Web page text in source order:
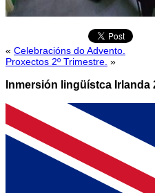
« Celebracións do Advento.
Proxectos 2º Trimestre. »
Inmersión lingüístca Irlanda